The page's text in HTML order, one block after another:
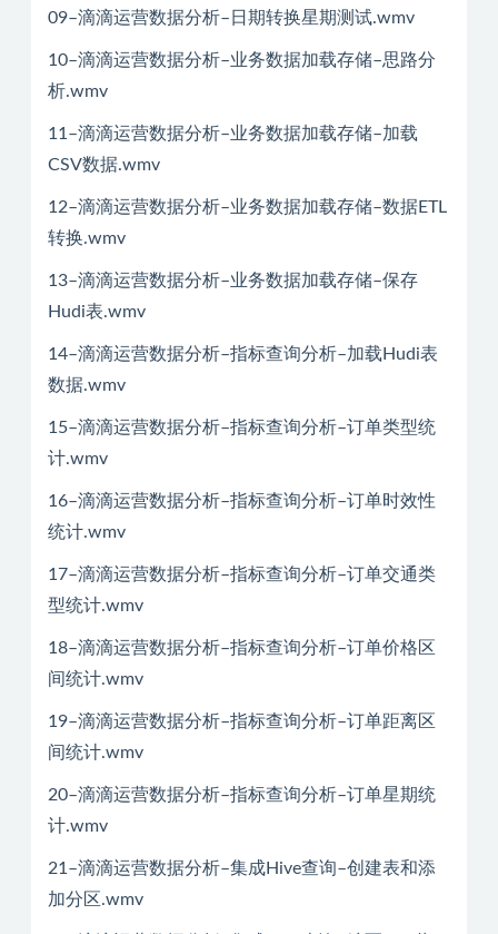
09–滴滴运营数据分析–日期转换星期测试.wmv
10–滴滴运营数据分析–业务数据加载存储–思路分
析.wmv
11–滴滴运营数据分析–业务数据加载存储–加载
CSV数据.wmv
12–滴滴运营数据分析–业务数据加载存储–数据ETL
转换.wmv
13–滴滴运营数据分析–业务数据加载存储–保存
Hudi表.wmv
14–滴滴运营数据分析–指标查询分析–加载Hudi表
数据.wmv
15–滴滴运营数据分析–指标查询分析–订单类型统
计.wmv
16–滴滴运营数据分析–指标查询分析–订单时效性
统计.wmv
17–滴滴运营数据分析–指标查询分析–订单交通类
型统计.wmv
18–滴滴运营数据分析–指标查询分析–订单价格区
间统计.wmv
19–滴滴运营数据分析–指标查询分析–订单距离区
间统计.wmv
20–滴滴运营数据分析–指标查询分析–订单星期统
计.wmv
21–滴滴运营数据分析–集成Hive查询–创建表和添
加分区.wmv